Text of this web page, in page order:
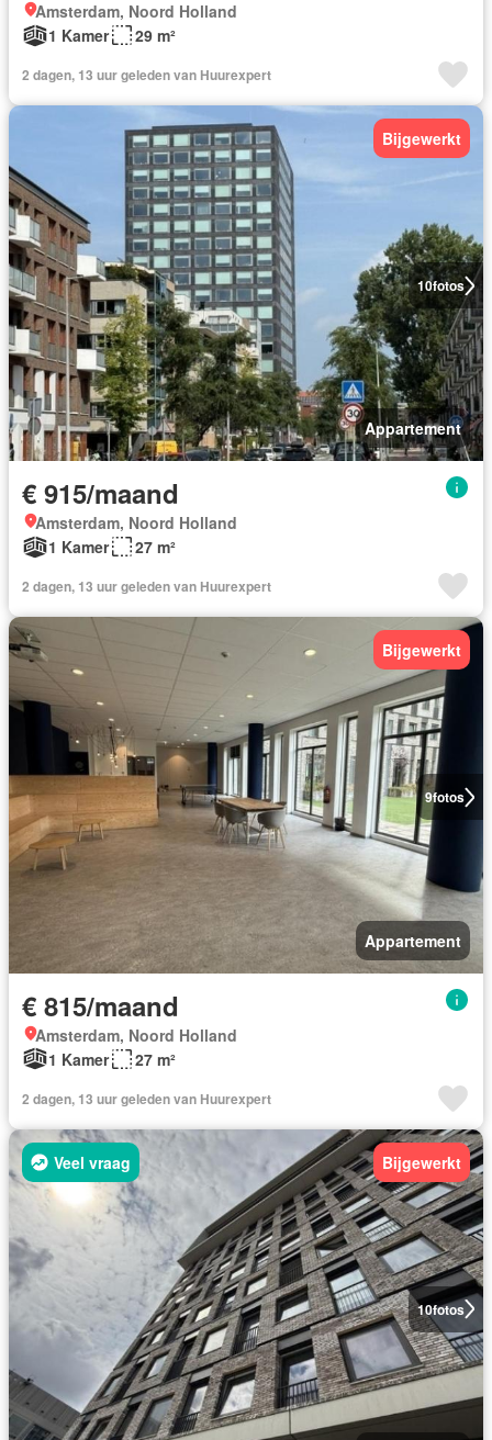
Amsterdam, Noord Holland
1 Kamer
29 m²
2 dagen, 13 uur geleden van Huurexpert
10fotos
Bijgewerkt
Appartement
€ 915/maand
Amsterdam, Noord Holland
1 Kamer
27 m²
2 dagen, 13 uur geleden van Huurexpert
9fotos
Bijgewerkt
Appartement
€ 815/maand
Amsterdam, Noord Holland
1 Kamer
27 m²
2 dagen, 13 uur geleden van Huurexpert
10fotos
Veel vraag Bijgewerkt